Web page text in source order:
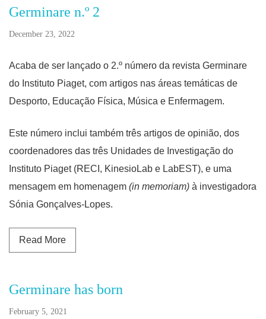
Germinare n.º 2
December 23, 2022
Acaba de ser lançado o 2.º número da revista Germinare
do Instituto Piaget, com artigos nas áreas temáticas de
Desporto, Educação Física, Música e Enfermagem.
Este número inclui também três artigos de opinião, dos
coordenadores das três Unidades de Investigação do
Instituto Piaget (RECI, KinesioLab e LabEST), e uma
mensagem em homenagem (in memoriam) à investigadora
Sónia Gonçalves-Lopes.
Read MoreRead more about Germinare n.º 2
Germinare has born
February 5, 2021